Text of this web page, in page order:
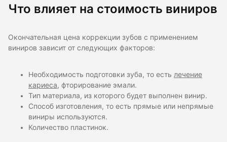
Что влияет на стоимость виниров
Окончательная цена коррекции зубов с применением
виниров зависит от следующих факторов:
Необходимость подготовки зуба, то есть лечение
кариеса, фторирование эмали.
Тип материала, из которого будет выполнен винир.
Способ изготовления, то есть прямые или непрямые
виниры используются.
Количество пластинок.